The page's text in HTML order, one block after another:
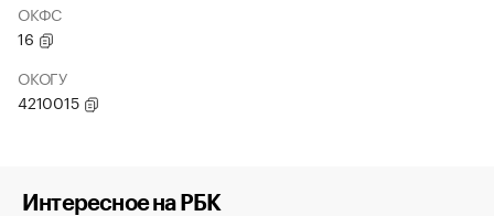
ОКФС
16
ОКОГУ
4210015
Интересное на РБК